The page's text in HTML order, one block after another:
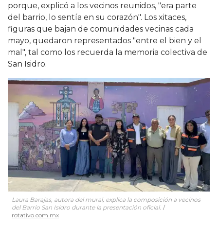
porque, explicó a los vecinos reunidos, "era parte
del barrio, lo sentía en su corazón". Los xitaces,
figuras que bajan de comunidades vecinas cada
mayo, quedaron representados "entre el bien y el
mal", tal como los recuerda la memoria colectiva de
San Isidro.
Laura Barajas, autora del mural, explica la composición a vecinos
del Barrio San Isidro durante la presentación oficial.
rotativo.com.mx